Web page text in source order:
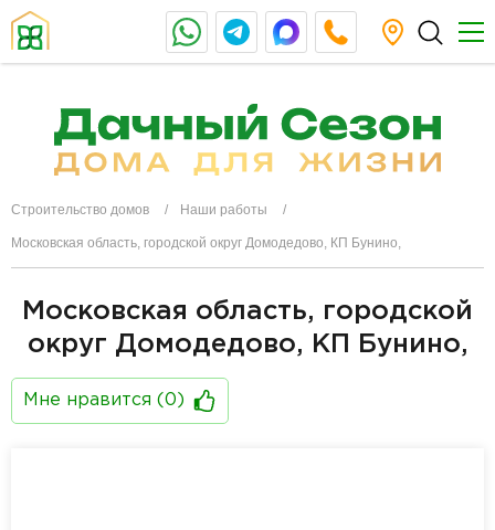
Строительство домов Наши работы
Московская область, городской округ Домодедово, КП Бунино,
Московская область, городской
округ Домодедово, КП Бунино,
Мне нравится ( 0 )